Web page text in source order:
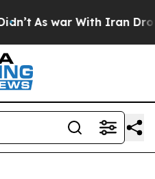
As war With Iran Drove